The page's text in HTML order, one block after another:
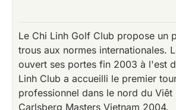
Le Chi Linh Golf Club propose un
trous aux normes internationales.
ouvert ses portes fin 2003 à l'est
Linh Club a accueilli le premier
professionnel dans le nord du Viêt
Carlsberg Masters Vietnam 2004.